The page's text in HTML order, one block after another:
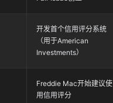
开发首个信用评分系统
（用于American
Investments）
Freddie Mac开始建议使
用信用评分